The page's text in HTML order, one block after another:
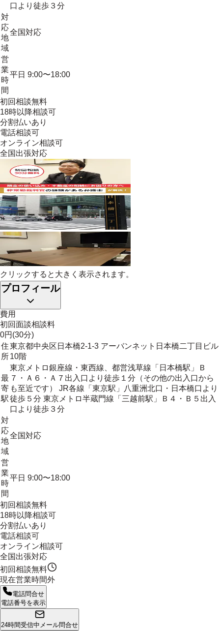
口より徒歩３分
対
応
地
域
全国対応
営
業
時
間
平日 9:00〜18:00
初回相談無料
18時以降相談可
分割払いあり
電話相談可
オンライン相談可
全国出張対応
クリックすると大きく表示されます。
プロフィール
費用
初回面談相談料
0円(30分)
住
所
東京都中央区日本橋2-1-3 アーバンネット日本橋二丁目ビル
10階
最
寄
駅
東京メトロ銀座線・東西線、都営浅草線「日本橋駅」Ｂ
７・Ａ６・Ａ７出入口より徒歩１分（その他の出入口から
も至近です） JR各線「東京駅」八重洲北口・日本橋口より
徒歩５分 東京メトロ半蔵門線「三越前駅」Ｂ４・Ｂ５出入
口より徒歩３分
対
応
地
域
全国対応
営
業
時
間
平日 9:00〜18:00
初回相談無料
18時以降相談可
分割払いあり
電話相談可
オンライン相談可
全国出張対応
初回相談無料
現在営業時間外
電話問合せ
電話番号を表示
24時間受信中 メール問合せ